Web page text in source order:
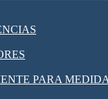
PARA